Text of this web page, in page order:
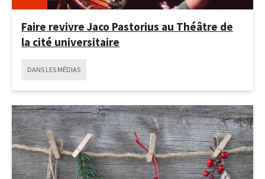
Faire revivre Jaco Pastorius au Théâtre de
la cité universitaire
DANS LES MÉDIAS